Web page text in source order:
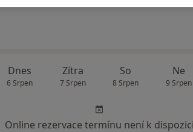
Dnes
6 Srpen
Zítra
7 Srpen
So
8 Srpen
Ne
9 Srpen
Online rezervace termínu není k